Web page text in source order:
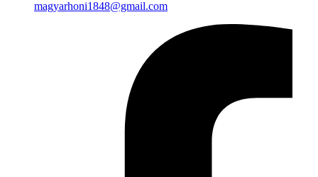
magyarhoni1848@gmail.com